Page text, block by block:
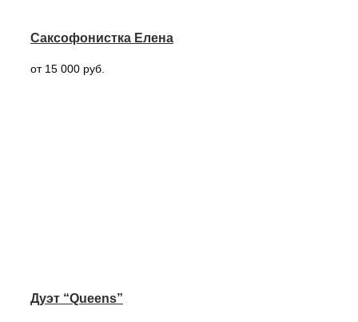
Саксофонистка Елена
от 15 000 руб.
Дуэт “Queens”